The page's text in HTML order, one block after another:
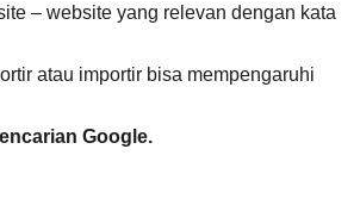
– website yang relevan dengan kata
atau importir bisa mempengaruhi
Google.